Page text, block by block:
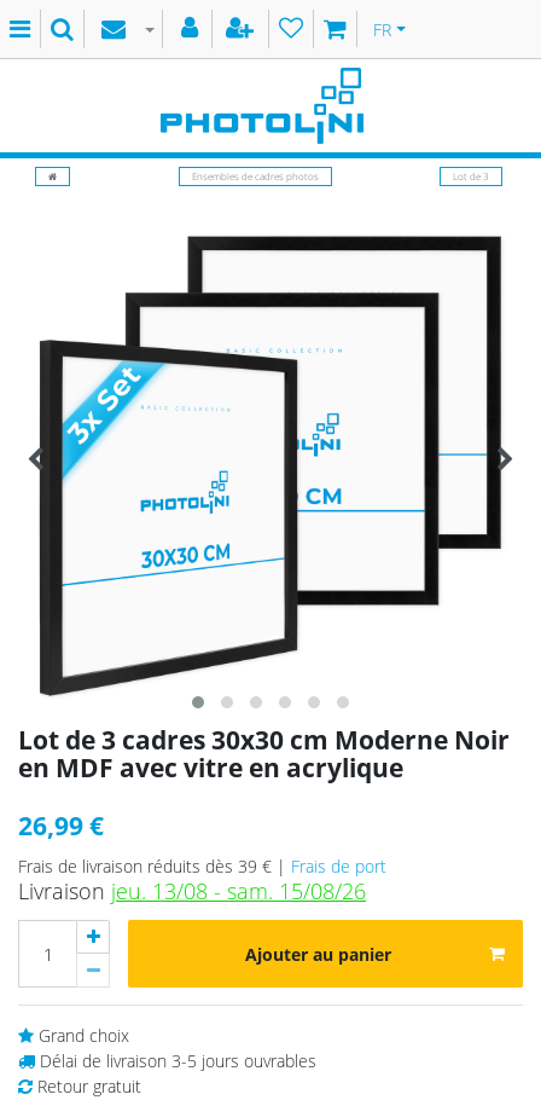
FR
Ensembles de cadres photos Lot de 3
Lot de 3 cadres 30x30 cm Moderne Noir
en MDF avec vitre en acrylique
26,99 €
Frais de livraison réduits dès 39 € | Frais de port
Livraison jeu. 13/08 - sam. 15/08/26
Ajouter au panier
Grand choix
Délai de livraison 3-5 jours ouvrables
Retour gratuit